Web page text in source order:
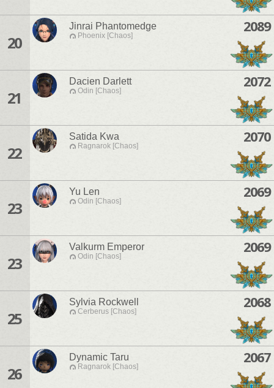
20
Jinrai Phantomedge
Phoenix [Chaos]
2089
21
Dacien Darlett
Odin [Chaos]
2072
22
Satida Kwa
Ragnarok [Chaos]
2070
23
Yu Len
Odin [Chaos]
2069
23
Valkurm Emperor
Odin [Chaos]
2069
25
Sylvia Rockwell
Cerberus [Chaos]
2068
26
Dynamic Taru
Ragnarok [Chaos]
2067